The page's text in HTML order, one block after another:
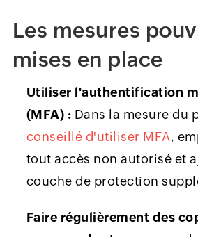
Les mesures
mises en place
Utiliser l'authentification
(MFA) : Dans la mesure du
conseillé d'utiliser MFA,
tout accès non autorisé et
couche de protection
Faire régulièrement des